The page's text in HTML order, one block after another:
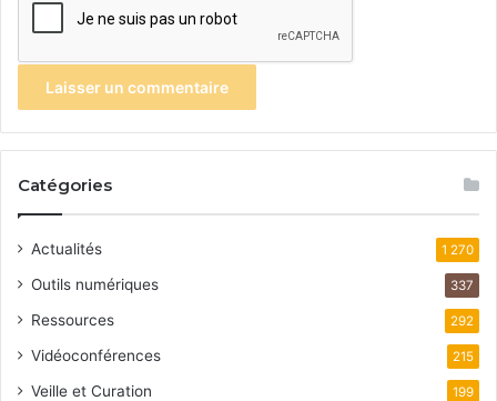
Catégories
Actualités 1 270
Outils numériques 337
Ressources 292
Vidéoconférences 215
Veille et Curation 199